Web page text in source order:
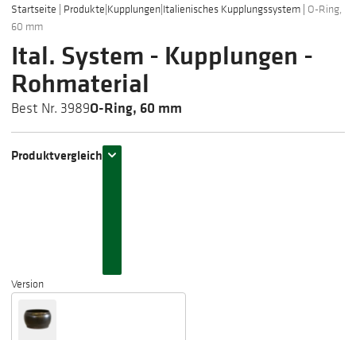
Startseite | Produkte|Kupplungen|Italienisches Kupplungssystem | O-Ring,
60 mm
Ital. System - Kupplungen -
Rohmaterial
Best Nr. 3989O-Ring, 60 mm
Produktvergleich
Version